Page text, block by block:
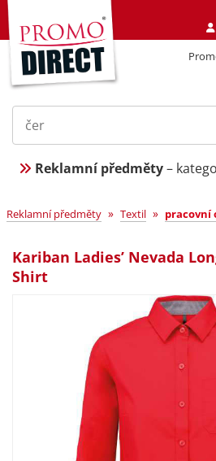
Reklamní předměty–
Reklamní předměty » Textil » pracovní
Kariban Ladies’ Nevada
Shirt